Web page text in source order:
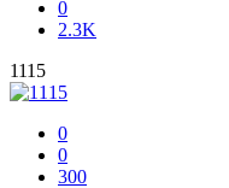
0
2.3K
1115
0
0
300